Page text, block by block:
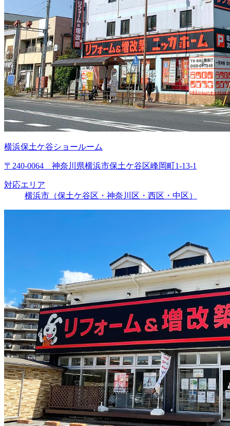
横浜保土ケ谷ショールーム
〒240-0064 神奈川県横浜市保土ケ谷区峰岡町1-13-1
対応エリア
横浜市（保土ケ谷区・神奈川区・西区・中区）